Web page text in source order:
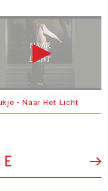
- Naar Het Licht